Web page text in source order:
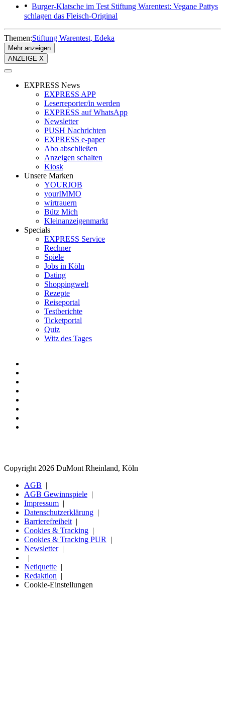
Burger-Klatsche im Test Stiftung Warentest: Vegane Pattys
schlagen das Fleisch-Original
Themen:Stiftung Warentest Edeka
Mehr anzeigen
ANZEIGE X
EXPRESS News
EXPRESS APP
Leserreporter/in werden
EXPRESS auf WhatsApp
Newsletter
PUSH Nachrichten
EXPRESS e-paper
Abo abschließen
Anzeigen schalten
Kiosk
Unsere Marken
YOURJOB
yourIMMO
wirtrauern
Bütz Mich
Kleinanzeigenmarkt
Specials
EXPRESS Service
Rechner
Spiele
Jobs in Köln
Dating
Shoppingwelt
Rezepte
Reiseportal
Testberichte
Ticketportal
Quiz
Witz des Tages
Copyright 2026 DuMont Rheinland, Köln
AGB
AGB Gewinnspiele
Impressum
Datenschutzerklärung
Barrierefreiheit
Cookies & Tracking
Cookies & Tracking PUR
Newsletter
Netiquette
Redaktion
Cookie-Einstellungen